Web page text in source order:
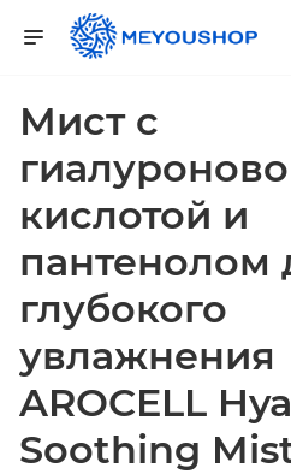
Мист с
кислотой и
пантенолом
глубокого
увлажнения
AROCELL
Soothing